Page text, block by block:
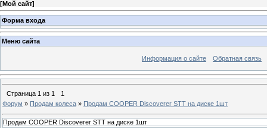
[Мой сайт]
Форма входа
Меню сайта
Информация о сайте Обратная связь
Страница 1 из 1
1
Форум » Продам колеса » Продам COOPER Discoverer STT на диске 1шт
Продам COOPER Discoverer STT на диске 1шт